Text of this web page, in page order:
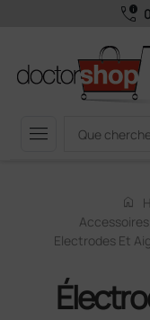
call_quality
menu
home
Electrodes Et